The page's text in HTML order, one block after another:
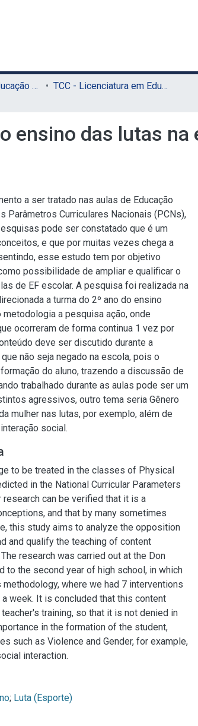
Licenciatura em Educação Física (Sede)
TCC - Licenciatura em Educação Física (Sede)
ensino das lutas na
a ser tratado nas aulas de Educação
Parâmetros Curriculares Nacionais (PCNs),
pode ser constatado que é um
e que por muitas vezes chega a
esse estudo tem por objetivo
possibilidade de ampliar e qualificar o
de EF escolar. A pesquisa foi realizada na
a turma do 2º ano do ensino
a pesquisa ação, onde
ocorreram de forma continua 1 vez por
deve ser discutido durante a
não seja negado na escola, pois o
do aluno, trazendo a discussão de
trabalhado durante as aulas pode ser um
agressivos, outro tema seria Gênero
mulher nas lutas, por exemplo, além de
social.
to be treated in the classes of Physical
in the National Curricular Parameters
can be verified that it is a
and that by many sometimes
this study aims to analyze the opposition
and qualify the teaching of content
research was carried out at the Don
to the second year of high school, in which
where we had 7 interventions
week. It is concluded that this content
training, so that it is not denied in
in the formation of the student,
such as Violence and Gender, for example,
interaction.
; Luta (Esporte)